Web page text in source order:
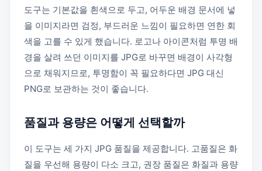
도구는 기본값을 흰색으로 두고, 어두운 배경 문서에 넣
을 이미지라면 검정, 부드러운 느낌이 필요하면 연한 회
색을 고를 수 있게 했습니다. 로고나 아이콘처럼 투명 배
경을 살려 쓰던 이미지를 JPG로 바꾸면 배경이 사각형
으로 채워지므로, 투명함이 꼭 필요하다면 JPG 대신
PNG로 보관하는 것이 좋습니다.
품질과 용량은 어떻게 선택할까
이 도구는 세 가지 JPG 품질을 제공합니다. 고품질은 화
질을 우선해 용량이 다소 크고, 권장 품질은 화질과 용량